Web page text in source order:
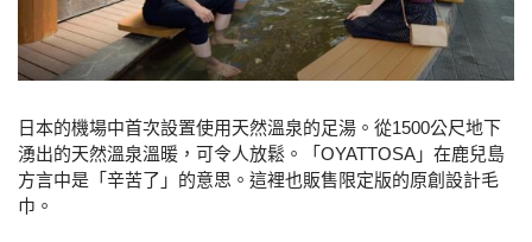
日本的機場中首次設置使用天然溫泉的足湯。從1500公尺地下
湧出的天然溫泉溫暖，可令人放鬆。「OYATTOSA」在鹿兒島
方言中是「辛苦了」的意思。這裡也販售限定版的原創設計毛
巾。